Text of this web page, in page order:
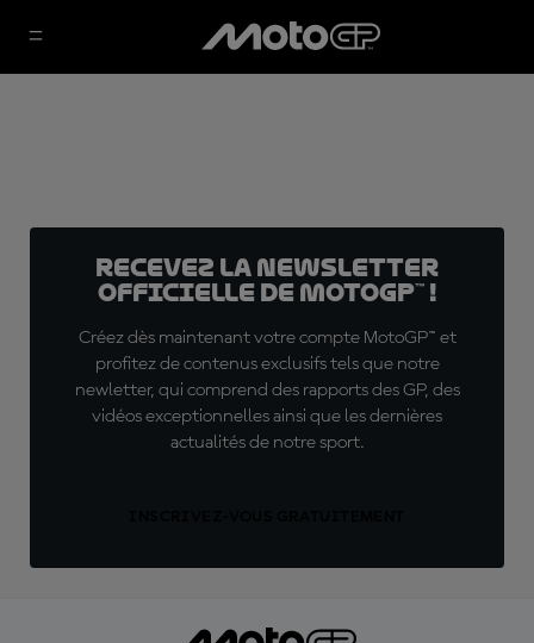
Recevez la Newsletter
officielle de MotoGP™ !
Créez dès maintenant votre compte MotoGP™ et
profitez de contenus exclusifs tels que notre
newletter, qui comprend des rapports des GP, des
vidéos exceptionnelles ainsi que les dernières
actualités de notre sport.